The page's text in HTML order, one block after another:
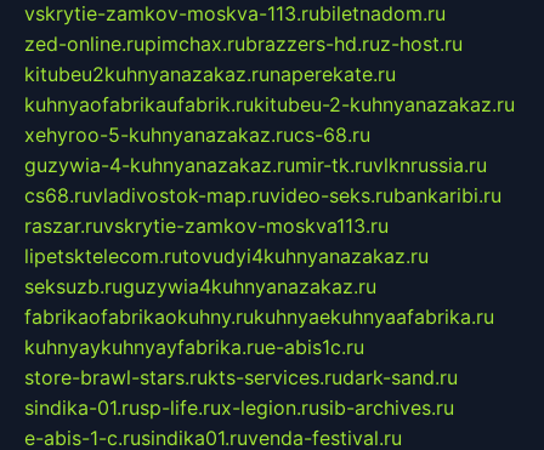
vskrytie-zamkov-moskva-113.rubiletnadom.ru
zed-online.rupimchax.rubrazzers-hd.ruz-host.ru
kitubeu2kuhnyanazakaz.runaperekate.ru
kuhnyaofabrikaufabrik.rukitubeu-2-kuhnyanazakaz.ru
xehyroo-5-kuhnyanazakaz.rucs-68.ru
guzywia-4-kuhnyanazakaz.rumir-tk.ruvlknrussia.ru
cs68.ruvladivostok-map.ruvideo-seks.rubankaribi.ru
raszar.ruvskrytie-zamkov-moskva113.ru
lipetsktelecom.rutovudyi4kuhnyanazakaz.ru
seksuzb.ruguzywia4kuhnyanazakaz.ru
fabrikaofabrikaokuhny.rukuhnyaekuhnyaafabrika.ru
kuhnyaykuhnyayfabrika.rue-abis1c.ru
store-brawl-stars.rukts-services.rudark-sand.ru
sindika-01.rusp-life.rux-legion.rusib-archives.ru
e-abis-1-c.rusindika01.ruvenda-festival.ru